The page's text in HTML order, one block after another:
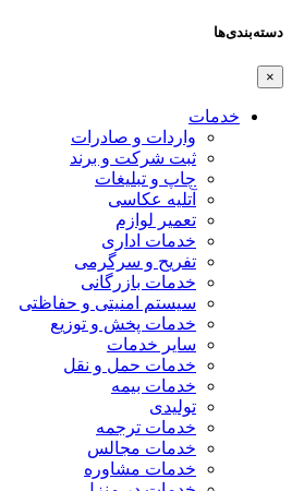
دسته‌بندی‌ها
×
خدمات
واردات و صادرات
ثبت شرکت و برند
چاپ و تبلیغات
آتلیه عکاسی
تعمیر لوازم
خدمات اداری
تفریح و سرگرمی
خدمات بازرگانی
سیستم امنیتی و حفاظتی
خدمات پخش و توزیع
سایر خدمات
خدمات حمل و نقل
خدمات بیمه
تولیدی
خدمات ترجمه
خدمات مجالس
خدمات مشاوره